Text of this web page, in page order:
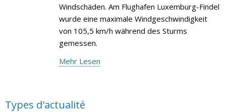
Windschäden. Am Flughafen Luxemburg-Findel
wurde eine maximale Windgeschwindigkeit
von 105,5 km/h während des Sturms
gemessen.
Mehr Lesen
Types d'actualité